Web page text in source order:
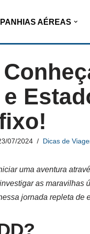
AÉREAS
07/2024 Dicas de
uma aventura
as maravilhas
jornada repleta de